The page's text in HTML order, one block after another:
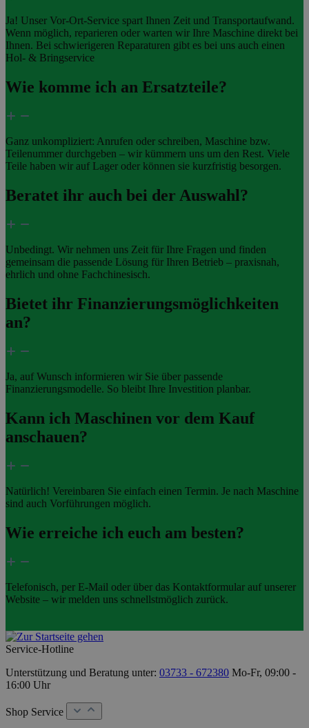
Ja! Unser Vor-Ort-Service spart Ihnen Zeit und Transportaufwand.
Wenn möglich, reparieren oder warten wir Ihre Maschine direkt bei
Ihnen. Bei schwierigeren Reparaturen gibt es bei uns auch einen
Hol- & Bringservice
Wie komme ich an Ersatzteile?
Ganz unkompliziert: Anrufen oder schreiben, Maschine bzw.
Teilenummer durchgeben – wir kümmern uns um den Rest. Viele
Teile haben wir auf Lager oder können sie kurzfristig besorgen.
Beratet ihr auch bei der Auswahl?
Unbedingt. Wir nehmen uns Zeit für Ihre Fragen und finden
gemeinsam die passende Lösung für Ihren Betrieb – praxisnah,
ehrlich und ohne Fachchinesisch.
Bietet ihr Finanzierungsmöglichkeiten
an?
Ja, auf Wunsch informieren wir Sie über passende
Finanzierungsmodelle. So bleibt Ihre Investition planbar.
Kann ich Maschinen vor dem Kauf
anschauen?
Natürlich! Vereinbaren Sie einfach einen Termin. Je nach Maschine
sind auch Vorführungen möglich.
Wie erreiche ich euch am besten?
Telefonisch, per E-Mail oder über das Kontaktformular auf unserer
Website – wir melden uns schnellstmöglich zurück.
Service-Hotline
Unterstützung und Beratung unter: 03733 - 672380 Mo-Fr, 09:00 -
16:00 Uhr
Shop Service